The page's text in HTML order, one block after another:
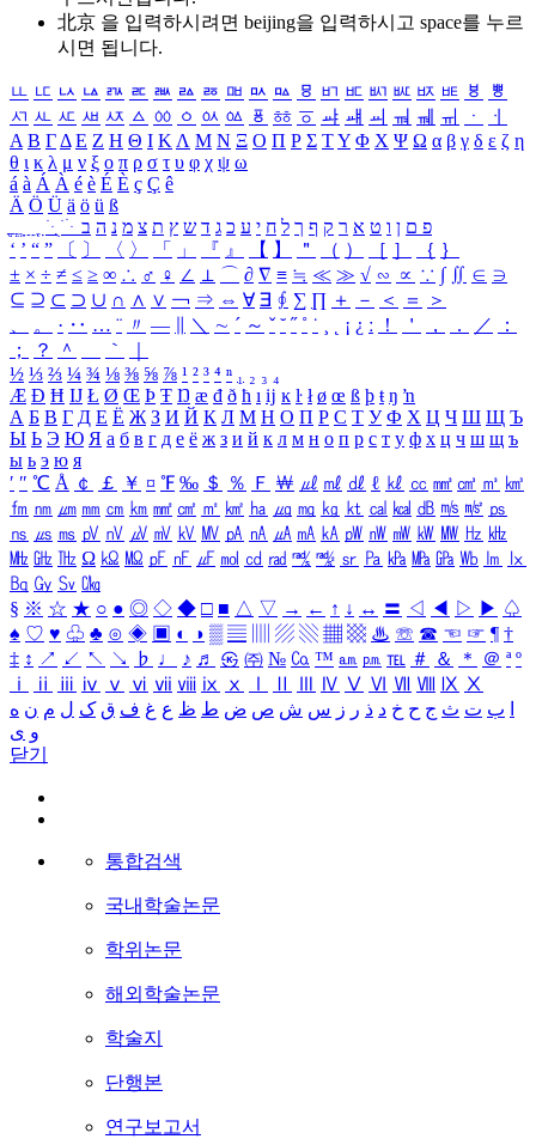
北京 을 입력하시려면 beijing을 입력하시고 space를 누르
시면 됩니다.
ㅥ ㅦ ㅧ ㅨ ㅩ ㅪ ㅫ ㅬ ㅭ ㅮ ㅯ ㅰ ㅱ ㅲ ㅳ ㅴ ㅵ ㅶ ㅷ ㅸ
ㅹ
ㅺ ㅻ ㅼ ㅽ ㅾ ㅿ ㆀ ㆁ ㆂ ㆃ ㆄ ㆅ ㆆ ㆇ ㆈ ㆉ ㆊ ㆋ ㆌ ㆍ
ㆎ
Α Β ΓΔ Ε Ζ Η Θ Ι ΚΛ Μ Ν Ξ Ο Π Ρ Σ ΤΥ Φ Χ Ψ Ω α β γ δ ε ζ η
θ ι κ λ μ ν ξ ο π ρ σ τ υ φ χ ψ ω
á à Á À é è É È ç Ç ê
Ä Ö Ü ä ö ü ß
ִֶֹ ֻּ ׁׂ פ ם ן ו ט א ר ק ף ך ל ח י ע כ ג ד ש ץ ת צ מ נ ה ב
‘ ’ “ ” 〔 〕 〈 〉 「 」 『 』 【 】 ＂ （ ） ［ ］ ｛ ｝
± × ÷ ≠ ≤ ≥ ∞ ∴ ♂ ♀ ∠ ⊥ ⌒ ∂ ∇ ≡ ≒ ≪ ≫ √ ∽ ∝ ∵ ∫ ∬ ∈ ∋
⊆ ⊇ ⊂ ⊃ ∪ ∩ ∧ ∨ ￢ ⇒ ⇔ ∀ ∃ ∮ ∑ ∏ ＋ － ＜ ＝
＞
、
。 · ‥ … ¨ 〃 ― ＼ ∼ ´ ～ ˇ ˘ ˝ ˚ ˙ ¸ ¡ ¿ ː ！ ＇ ， ． ／
：
；
？ ＾ ｀
½ ⅓ ⅔ ¼ ¾ ⅛ ⅜ ⅝ ⅞ ¹ ² ³ ⁴ ⁿ ₁ ₂ ₃ ₄
Æ Ð Ħ Ĳ Ł Ø Œ Þ Ŧ Ŋ æ đ ð ħ ı ĳ ĸ ŀ ł ø œ ß þ ŧ ŋ ŉ
А Б В Г Д Е Ё Ж З И Й К Л М Н О П Р С Т У Ф Х Ц Ч Ш Щ Ъ
Ы Ь Э Ю Я а б в г д е ё ж з и й к л м н о п р с т у ф х ц ч ш щ ъ
ы ь э ю я
′ ″ ℃ Å ￠ ￡ ￥ ¤ ℉ ‰ ＄ ％ Ｆ ￦ ㎕ ㎖ ㎗ ℓ ㎘ ㏄ ㎣ ㎤ ㎥ ㎦
㎙ ㎚ ㎛ ㎜ ㎝ ㎞ ㎟ ㎠ ㎡ ㎢ ㏊ ㎍ ㎎ ㎏ ㏏ ㎈ ㎉ ㏈ ㎧ ㎨ ㎰
㎱ ㎲ ㎳ ㎴ ㎵ ㎶ ㎷ ㎸ ㎹ ㎀ ㎁ ㎂ ㎃ ㎄ ㎺ ㎻ ㎽ ㎾ ㎿ ㎐ ㎑
㎒ ㎓ ㎔ Ω ㏀ ㏁ ㎊ ㎋ ㎌ ㏖ ㏅ ㎭ ㎮ ㎯ ㏛ ㎩ ㎪ ㎫ ㎬ ㏝ ㏐
㏓
㏃ ㏉ ㏜ ㏆
§ ※ ☆ ★ ○ ● ◎ ◇ ◆ □ ■ △ ▽ → ← ↑ ↓ ↔ 〓 ◁ ◀ ▷ ▶ ♤
♠ ♡ ♥ ♧ ♣ ⊙ ◈ ▣ ◐ ◑ ▒ ▤ ▨ ▧ ▦ ▩ ♨ ☏ ☎ ☜ ☞ ¶ †
‡ ↕ ↗ ↙ ↖ ↘ ♭ ♩ ♪ ♬ ㉿ ㈜ № ㏇ ™ ㏂ ㏘ ℡ ＃ ＆ ＊ ＠ ª º
ⅰ
ⅱ ⅲ ⅳ ⅴ ⅵ ⅶ ⅷ ⅸ ⅹ Ⅳ Ⅴ Ⅵ Ⅶ Ⅷ Ⅸ Ⅹ
ب ت ث ج ح خ د ذ ر ز س ش ص ض ط ظ ع غ ف ق ک ل م ن ه
و ی
닫기
통합검색
국내학술논문
학위논문
해외학술논문
학술지
단행본
연구보고서